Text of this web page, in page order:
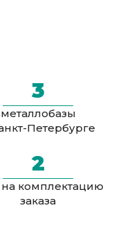
3
металлобазы
Петербурге
2
на комплектацию
заказа